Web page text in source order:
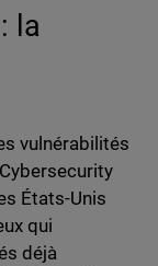
la
vulnérabilités
États-Unis
qui
déjà